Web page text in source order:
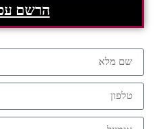
הרשם